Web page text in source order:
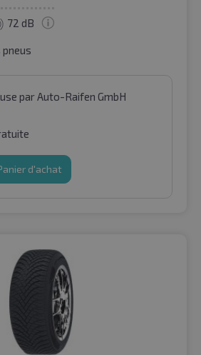
72 dB
pneus
par Auto-Raifen GmbH
d'achat